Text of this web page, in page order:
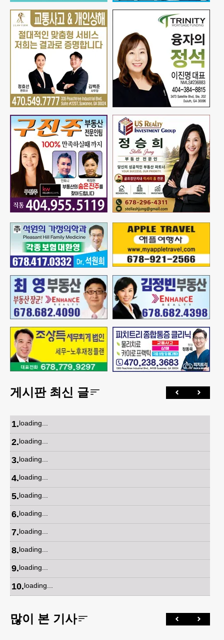
게시판 최신 글
1.loading...
2.loading...
3.loading...
4.loading...
5.loading...
6.loading...
7.loading...
8.loading...
9.loading...
10.loading...
많이 본 기사